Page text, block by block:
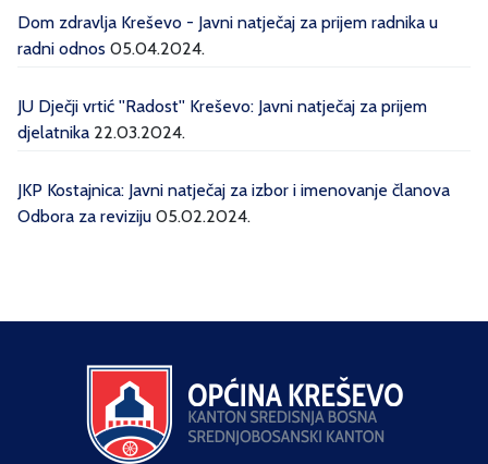
Dom zdravlja Kreševo - Javni natječaj za prijem radnika u
radni odnos 05.04.2024.
JU Dječji vrtić ''Radost'' Kreševo: Javni natječaj za prijem
djelatnika 22.03.2024.
JKP Kostajnica: Javni natječaj za izbor i imenovanje članova
Odbora za reviziju 05.02.2024.